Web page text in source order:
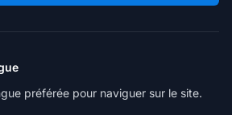
préférée pour naviguer sur le site.